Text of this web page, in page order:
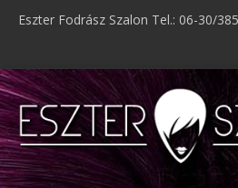
Eszter Fodrász Szalon Tel.: 06-30/